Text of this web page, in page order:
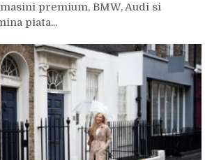
premium, BMW, Audi si
piata...